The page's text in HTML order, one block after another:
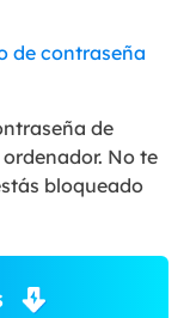
de contraseña
de
No te
bloqueado